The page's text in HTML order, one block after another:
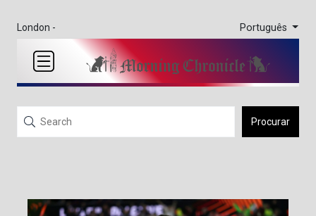
London - Português
Procurar